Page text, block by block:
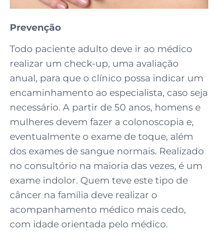
Prevenção
Todo paciente adulto deve ir ao médico
realizar um check-up, uma avaliação
anual, para que o clínico possa indicar um
encaminhamento ao especialista, caso seja
necessário. A partir de 50 anos, homens e
mulheres devem fazer a colonoscopia e,
eventualmente o exame de toque, além
dos exames de sangue normais. Realizado
no consultório na maioria das vezes, é um
exame indolor. Quem teve este tipo de
câncer na família deve realizar o
acompanhamento médico mais cedo,
com idade orientada pelo médico.